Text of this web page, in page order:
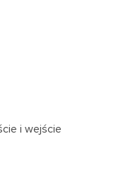
i wejście